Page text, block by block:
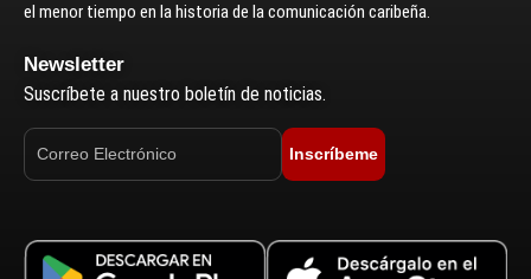
el menor tiempo en la historia de la comunicación caribeña.
Newsletter
Suscríbete a nuestro boletín de noticias.
Inscríbeme